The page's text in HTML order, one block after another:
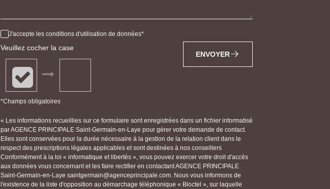
J'accepte les conditions d'utilisation de données
Veuillez cocher la case
*Champs obligatoires
ENVOYER
« Les informations recueillies sur ce formulaire sont enregistrées dans un fichier informatisé
par AGENCE PRINCIPALE Saint-Germain-en-Laye pour gérer votre demande de contact.
Elles sont conservées pour la durée nécessaire à la gestion de la relation client dans le
respect des prescriptions légales applicables et sont destinées à nos conseillers
Conformément à la loi « informatique et libertés », vous pouvez exercer votre droit d'accès
aux données vous concernant et les faire rectifier en contactant AGENCE PRINCIPALE
Saint-Germain-en-Laye saintgermain@agenceprincipale.com. Nous vous informons de
l'existence de la liste d'opposition au démarchage téléphonique « Bloctel », sur laquelle